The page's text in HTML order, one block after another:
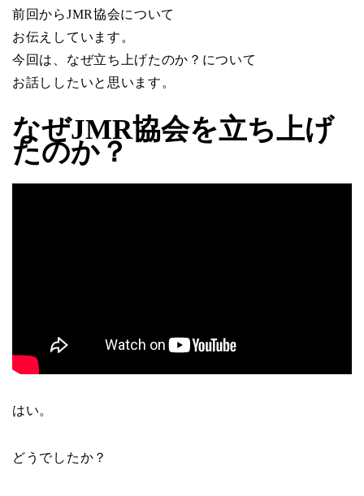
前回からJMR協会について
お伝えしています。
今回は、なぜ立ち上げたのか？について
お話ししたいと思います。
なぜJMR協会を立ち上げ
たのか？
はい。
どうでしたか？